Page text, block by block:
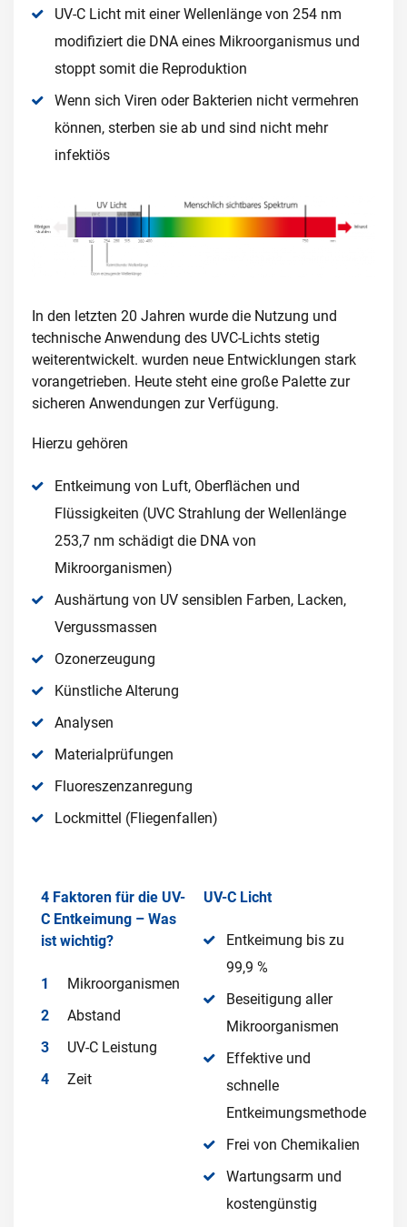
UV-C Licht mit einer Wellenlänge von 254 nm
modifiziert die DNA eines Mikroorganismus und
stoppt somit die Reproduktion
Wenn sich Viren oder Bakterien nicht vermehren
können, sterben sie ab und sind nicht mehr
infektiös
In den letzten 20 Jahren wurde die Nutzung und
technische Anwendung des UVC-Lichts stetig
weiterentwickelt. wurden neue Entwicklungen stark
vorangetrieben. Heute steht eine große Palette zur
sicheren Anwendungen zur Verfügung.
Hierzu gehören
Entkeimung von Luft, Oberflächen und
Flüssigkeiten (UVC Strahlung der Wellenlänge
253,7 nm schädigt die DNA von
Mikroorganismen)
Aushärtung von UV sensiblen Farben, Lacken,
Vergussmassen
Ozonerzeugung
Künstliche Alterung
Analysen
Materialprüfungen
Fluoreszenzanregung
Lockmittel (Fliegenfallen)
4 Faktoren für die UV-
C Entkeimung – Was
ist wichtig?
Mikroorganismen
Abstand
UV-C Leistung
Zeit
UV-C Licht
Entkeimung bis zu
99,9 %
Beseitigung aller
Mikroorganismen
Effektive und
schnelle
Entkeimungsmethode
Frei von Chemikalien
Wartungsarm und
kostengünstig